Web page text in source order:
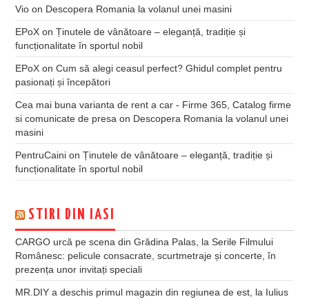
Vio on Descopera Romania la volanul unei masini
EPoX onȚinutele de vânătoare – eleganță, tradiție și
funcționalitate în sportul nobil
EPoX onCum să alegi ceasul perfect? Ghidul complet pentru
pasionați și începători
Cea mai buna varianta de rent a car - Firme 365, Catalog firme
si comunicate de presa on Descopera Romania la volanul unei
masini
PentruCaini onȚinutele de vânătoare – eleganță, tradiție și
funcționalitate în sportul nobil
STIRI DIN IASI
CARGO urcă pe scena din Grădina Palas, la Serile Filmului
Românesc: pelicule consacrate, scurtmetraje și concerte, în
prezența unor invitați speciali
MR.DIY a deschis primul magazin din regiunea de est, la Iulius